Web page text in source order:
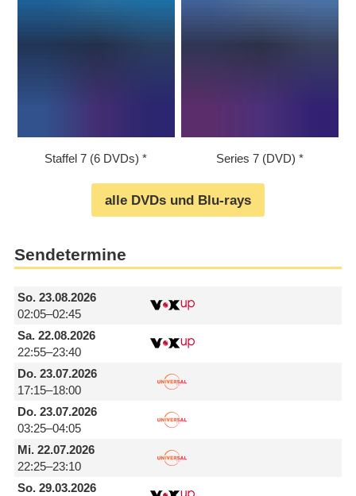
Staffel 7 (6 DVDs) Series 7 (DVD)
alle DVDs und Blu-rays
Sendetermine
So.23.08.2026
02:05–02:45
Sa.22.08.2026
22:55–23:40
Do.23.07.2026
17:15–18:00
Do.23.07.2026
03:25–04:05
Mi.22.07.2026
22:25–23:10
So.29.03.2026